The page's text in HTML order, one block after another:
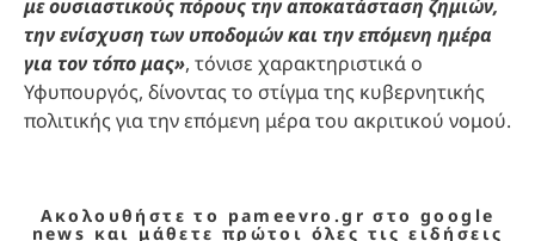
με ουσιαστικούς πόρους την αποκατάσταση ζημιών,
την ενίσχυση των υποδομών και την επόμενη ημέρα
για τον τόπο μας», τόνισε χαρακτηριστικά ο
Υφυπουργός, δίνοντας το στίγμα της κυβερνητικής
πολιτικής για την επόμενη μέρα του ακριτικού νομού.
Ακολουθήστε το pameevro.gr στο google
news και μάθετε πρώτοι όλες τις ειδήσεις